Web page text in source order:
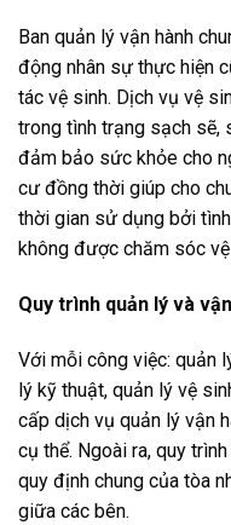
Ban quản lý vận hành
động nhân sự thực hiện
tác vệ sinh. Dịch vụ vệ
trong tình trạng sạch sẽ,
đảm bảo sức khỏe cho
cư đồng thời giúp cho
thời gian sử dụng bởi
không được chăm sóc
Quy trình quản lý và
Với mỗi công việc: quản
lý kỹ thuật, quản lý vệ
cấp dịch vụ quản lý vận
cụ thể. Ngoài ra, quy
quy định chung của tòa
giữa các bên.